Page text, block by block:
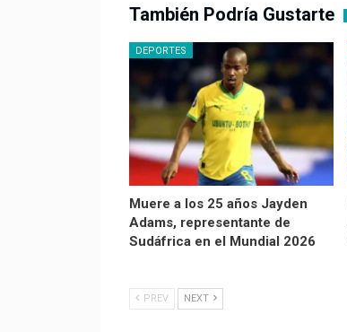
También Podría Gustarte
DEPORTES
Muere a los 25 años Jayden
Adams, representante de
Sudáfrica en el Mundial 2026
PREV NEXT